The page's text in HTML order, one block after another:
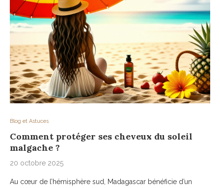
Blog et Astuces
Comment protéger ses cheveux du soleil
malgache ?
20 octobre 2025
Au cœur de l’hémisphère sud, Madagascar bénéficie d’un